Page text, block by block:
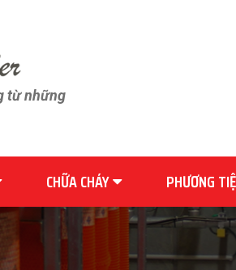
từ những
CHỮA CHÁY PHƯƠNG